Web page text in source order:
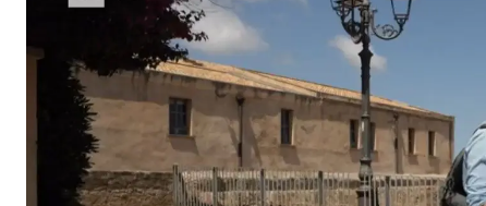
Viaggi e Turismo
Festività